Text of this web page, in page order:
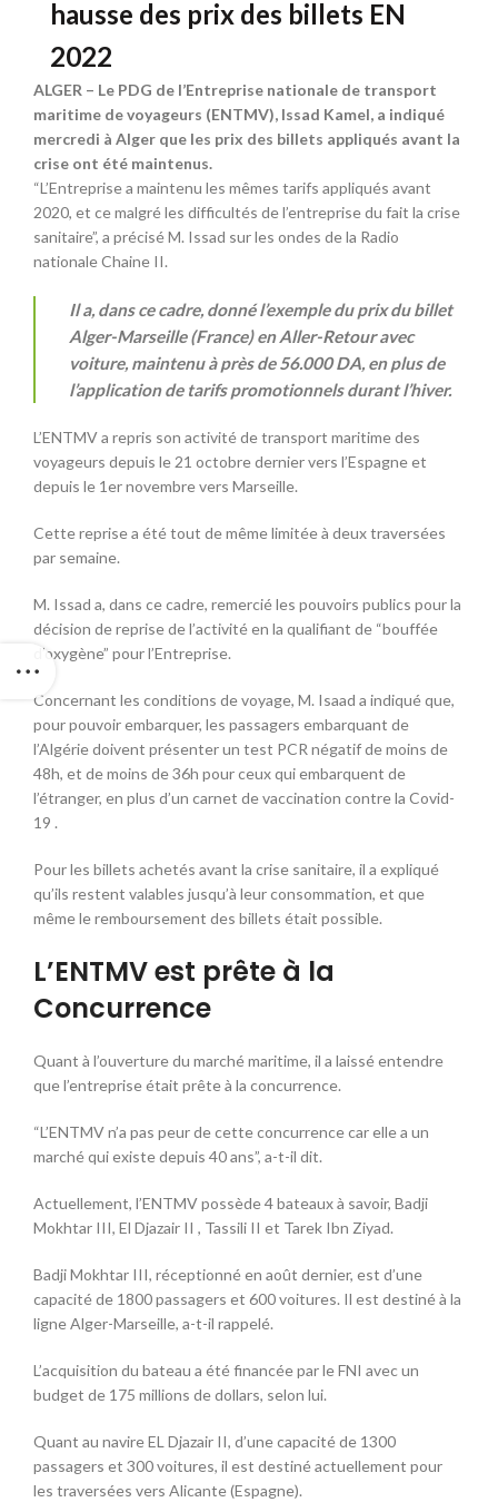
hausse des prix des billets EN
2022
ALGER – Le PDG de l’Entreprise nationale de transport
maritime de voyageurs (ENTMV), Issad Kamel, a indiqué
mercredi à Alger que les prix des billets appliqués avant la
crise ont été maintenus.
“L’Entreprise a maintenu les mêmes tarifs appliqués avant
2020, et ce malgré les difficultés de l’entreprise du fait la crise
sanitaire”, a précisé M. Issad sur les ondes de la Radio
nationale Chaine II.
Il a, dans ce cadre, donné l’exemple du prix du billet
Alger-Marseille (France) en Aller-Retour avec
voiture, maintenu à près de 56.000 DA, en plus de
l’application de tarifs promotionnels durant l’hiver.
L’ENTMV a repris son activité de transport maritime des
voyageurs depuis le 21 octobre dernier vers l’Espagne et
depuis le 1er novembre vers Marseille.
Cette reprise a été tout de même limitée à deux traversées
par semaine.
M. Issad a, dans ce cadre, remercié les pouvoirs publics pour la
décision de reprise de l’activité en la qualifiant de “bouffée
d’oxygène” pour l’Entreprise.
Concernant les conditions de voyage, M. Isaad a indiqué que,
pour pouvoir embarquer, les passagers embarquant de
l’Algérie doivent présenter un test PCR négatif de moins de
48h, et de moins de 36h pour ceux qui embarquent de
l’étranger, en plus d’un carnet de vaccination contre la Covid-
19 .
Pour les billets achetés avant la crise sanitaire, il a expliqué
qu’ils restent valables jusqu’à leur consommation, et que
même le remboursement des billets était possible.
L’ENTMV est prête à la
Concurrence
Quant à l’ouverture du marché maritime, il a laissé entendre
que l’entreprise était prête à la concurrence.
“L’ENTMV n’a pas peur de cette concurrence car elle a un
marché qui existe depuis 40 ans”, a-t-il dit.
Actuellement, l’ENTMV possède 4 bateaux à savoir, Badji
Mokhtar III, El Djazair II , Tassili II et Tarek Ibn Ziyad.
Badji Mokhtar III, réceptionné en août dernier, est d’une
capacité de 1800 passagers et 600 voitures. Il est destiné à la
ligne Alger-Marseille, a-t-il rappelé.
L’acquisition du bateau a été financée par le FNI avec un
budget de 175 millions de dollars, selon lui.
Quant au navire EL Djazair II, d’une capacité de 1300
passagers et 300 voitures, il est destiné actuellement pour
les traversées vers Alicante (Espagne).